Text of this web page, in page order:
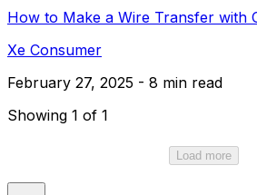
How to Make a Wire Transfer with
Xe Consumer
February 27, 2025 - 8 min read
Showing 1 of 1
Load more